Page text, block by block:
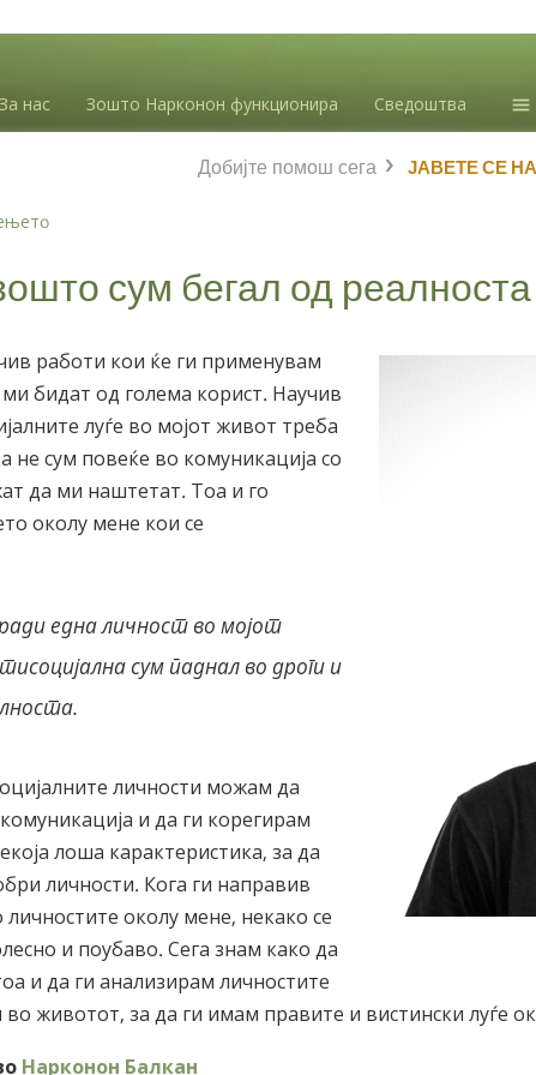
За нас Зошто Нарконон функционира Сведоштва
ЈАВЕТЕ СЕ НА
Добијте помош сега
сум бегал од реалноста
работи кои ќе ги применувам
бидат од голема корист. Научив
луѓе во мојот живот треба
не сум повеќе во комуникација со
да ми наштетат. Тоа и го
околу мене кои се
една личност во мојот
сум паднал во дроги и
личности можам да
и да ги корегирам
лоша карактеристика, за да
личности. Кога ги направив
околу мене, некако се
и поубаво. Сега знам како да
и да ги анализирам личностите
животот, за да ги имам правите и вистински луѓе
Нарконон Балкан